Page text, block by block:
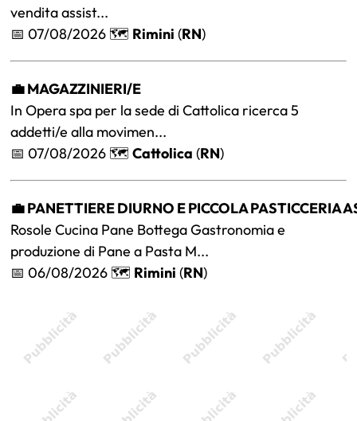
vendita assist...
📅 07/08/2026 🗺️ Rimini (RN)
💼 MAGAZZINIERI/E
In Opera spa per la sede di Cattolica ricerca 5
addetti/e alla movimen...
📅 07/08/2026 🗺️Cattolica (RN)
💼 PANETTIERE DIURNO E PICCOLA PASTICCERIA
Rosole Cucina Pane Bottega Gastronomia e
produzione di Pane a Pasta M...
📅 06/08/2026 🗺️ Rimini (RN)